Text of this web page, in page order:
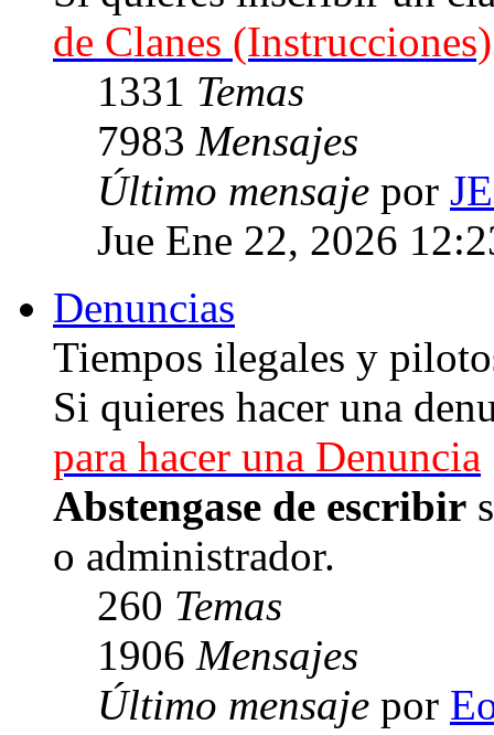
de Clanes (Instrucciones)
1331 Temas
7983 Mensajes
Último mensaje por
Jue Ene 22, 2026
Denuncias
Tiempos ilegales y
Si quieres hacer una
para hacer una Denuncia
Abstengase de escribir
o administrador.
260 Temas
1906 Mensajes
Último mensaje por